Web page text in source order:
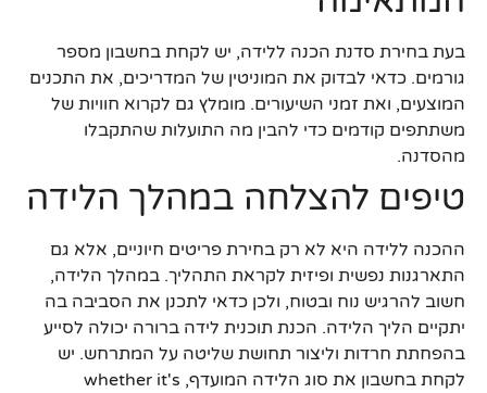
בעת בחירת סדנת הכנה ללידה, יש לקחת בחשבון מספר
גורמים. כדאי לבדוק את המוניטין של המדריכים, את התכנים
המוצעים, ואת זמני השיעורים. מומלץ גם לקרוא חוויות של
משתתפים קודמים כדי להבין מה התועלות שהתקבלו
מהסדנה.
טיפים להצלחה במהלך הלידה
ההכנה ללידה היא לא רק בחירת פריטים חיוניים, אלא גם
התארגנות נפשית ופיזית לקראת התהליך. במהלך הלידה,
חשוב להרגיש נוח ובטוח, ולכן כדאי לתכנן את הסביבה בה
יתקיים הליך הלידה. הכנת תוכנית לידה ברורה יכולה לסייע
בהפחתת חרדות וליצור תחושת שליטה על המתרחש. יש
לקחת בחשבון את סוג הלידה המועדף, whether it's